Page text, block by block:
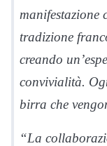
manifestazione
tradizione
creando
convivialità.
birra che
“La